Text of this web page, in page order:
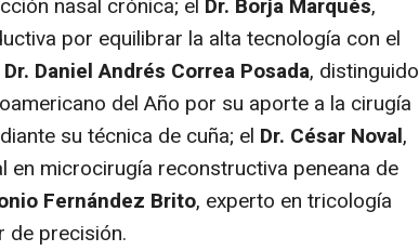
nasal crónica; el Dr. Borja Marquès,
por equilibrar la alta tecnología con el
Dr. Daniel Andrés Correa Posada, distinguido
del Año por su aporte a la cirugía
su técnica de cuña; el Dr. César Noval,
en microcirugía reconstructiva peneana de
Fernández Brito, experto en tricología
de precisión.